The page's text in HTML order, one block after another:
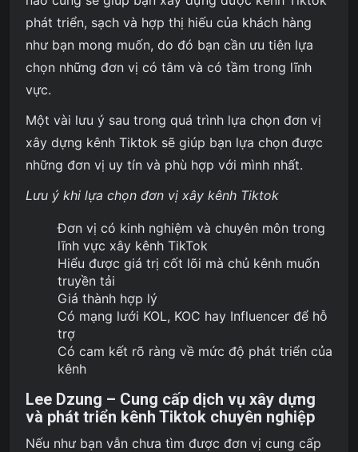
phát triển, sạch và hợp thị hiếu của khách hàng
như bạn mong muốn, do đó bạn cần ưu tiên lựa
chọn những đơn vị có tâm và có tầm trong lĩnh
vực.
Một vài lưu ý sau trong quá trình lựa chọn đơn vị
xây dựng kênh Tiktok sẽ giúp bạn lựa chọn được
những đơn vị uy tín và phù hợp với mình nhất.
Lưu ý khi lựa chọn đơn vị xây kênh Tiktok
Đơn vị có kinh nghiệm và chuyên môn trong
lĩnh vực xây kênh TikTok
Hiểu được giá trị cốt lõi mà chủ kênh muốn
truyền tải
Giá thành hợp lý
Có mạng lưới KOL, KOC hay Influencer để hỗ
trợ
Có cam kết rõ ràng về mức độ phát triển của
kênh
Lee Dzung – Cung cấp dịch vụ xây dựng
và phát triển kênh Tiktok chuyên nghiệp
Nếu như bạn vẫn chưa tìm được đơn vị cung cấp